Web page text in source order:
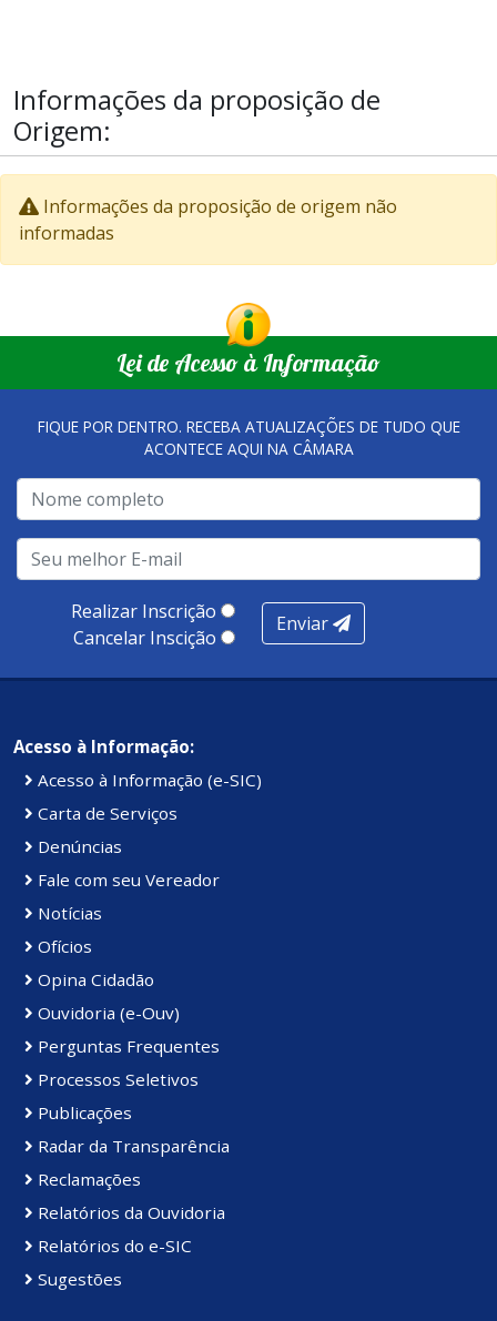
Informações da proposição de
Origem:
Informações da proposição de origem não
informadas
Lei de Acesso à Informação
FIQUE POR DENTRO. RECEBA ATUALIZAÇÕES DE TUDO QUE
ACONTECE AQUI NA CÂMARA
Realizar Inscrição
Cancelar Inscição
Enviar
Acesso à Informação:
Acesso à Informação (e-SIC)
Carta de Serviços
Denúncias
Fale com seu Vereador
Notícias
Ofícios
Opina Cidadão
Ouvidoria (e-Ouv)
Perguntas Frequentes
Processos Seletivos
Publicações
Radar da Transparência
Reclamações
Relatórios da Ouvidoria
Relatórios do e-SIC
Sugestões